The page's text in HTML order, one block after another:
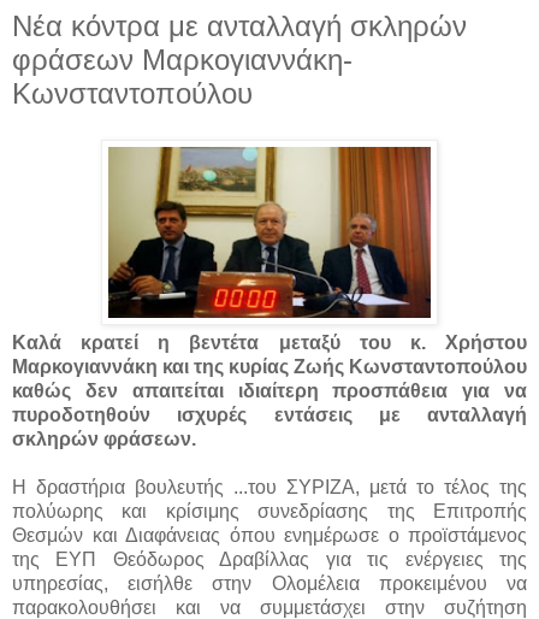
Νέα κόντρα με ανταλλαγή σκληρών
φράσεων Μαρκογιαννάκη-
Κωνσταντοπούλου
Καλά κρατεί η βεντέτα μεταξύ του κ. Χρήστου
Μαρκογιαννάκη και της κυρίας Ζωής Κωνσταντοπούλου
καθώς δεν απαιτείται ιδιαίτερη προσπάθεια για να
πυροδοτηθούν ισχυρές εντάσεις με ανταλλαγή
σκληρών φράσεων.
Η δραστήρια βουλευτής ...του ΣΥΡΙΖΑ, μετά το τέλος της
πολύωρης και κρίσιμης συνεδρίασης της Επιτροπής
Θεσμών και Διαφάνειας όπου ενημέρωσε ο προϊστάμενος
της ΕΥΠ Θεόδωρος Δραβίλλας για τις ενέργειες της
υπηρεσίας, εισήλθε στην Ολομέλεια προκειμένου να
παρακολουθήσει και να συμμετάσχει στην συζήτηση